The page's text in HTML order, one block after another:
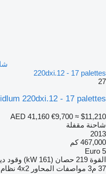
220dxi.12 - 17 palettes
27
220dxi.12 - 17 palettes
AED 41,160 €9,700 ≈ $11,210
شاحنة مقفلة
2013
467,000 كم
Euro 5
القوة 219 حصان (161 kW) وقود
37 م3
مواصفات المحاور 4x2 نظام